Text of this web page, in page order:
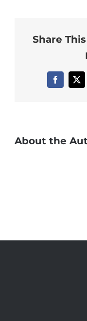
Share
Facebook
X
About the